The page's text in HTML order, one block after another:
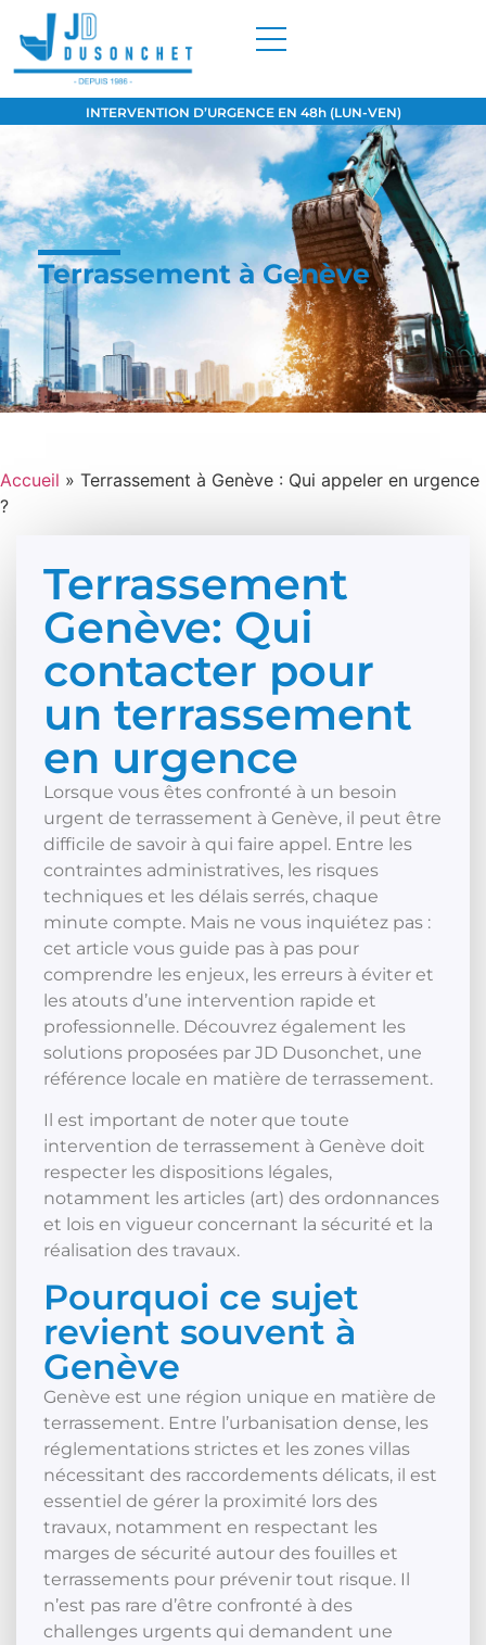
INTERVENTION D’URGENCE EN 48h (LUN-VEN)
Terrassement à Genève
Accueil » Terrassement à Genève : Qui appeler en urgence
?
Terrassement
Genève: Qui
contacter pour
un terrassement
en urgence
Lorsque vous êtes confronté à un besoin
urgent de terrassement à Genève, il peut être
difficile de savoir à qui faire appel. Entre les
contraintes administratives, les risques
techniques et les délais serrés, chaque
minute compte. Mais ne vous inquiétez pas :
cet article vous guide pas à pas pour
comprendre les enjeux, les erreurs à éviter et
les atouts d’une intervention rapide et
professionnelle. Découvrez également les
solutions proposées par JD Dusonchet, une
référence locale en matière de terrassement.
Il est important de noter que toute
intervention de terrassement à Genève doit
respecter les dispositions légales,
notamment les articles (art) des ordonnances
et lois en vigueur concernant la sécurité et la
réalisation des travaux.
Pourquoi ce sujet
revient souvent à
Genève
Genève est une région unique en matière de
terrassement. Entre l’urbanisation dense, les
réglementations strictes et les zones villas
nécessitant des raccordements délicats, il est
essentiel de gérer la proximité lors des
travaux, notamment en respectant les
marges de sécurité autour des fouilles et
terrassements pour prévenir tout risque. Il
n’est pas rare d’être confronté à des
challenges urgents qui demandent une